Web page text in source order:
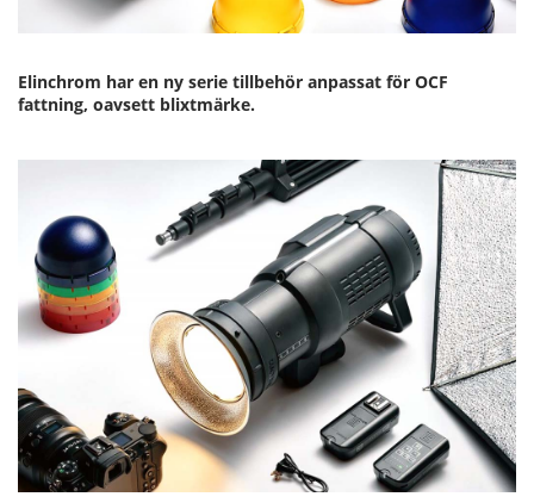
Elinchrom har en ny serie tillbehör anpassat för OCF
fattning, oavsett blixtmärke.